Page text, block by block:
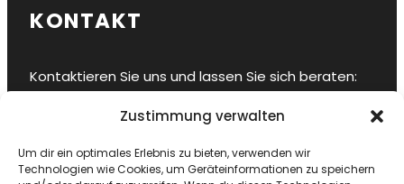
Zustimmung verwalten
Um dir ein optimales Erlebnis zu bieten, verwenden wir
Technologien wie Cookies, um Geräteinformationen zu speichern
KONTAKT
Kontaktieren Sie uns und lassen Sie sich beraten:
Hansestadt Stralsund
Bordtelefon+49 178 8458909